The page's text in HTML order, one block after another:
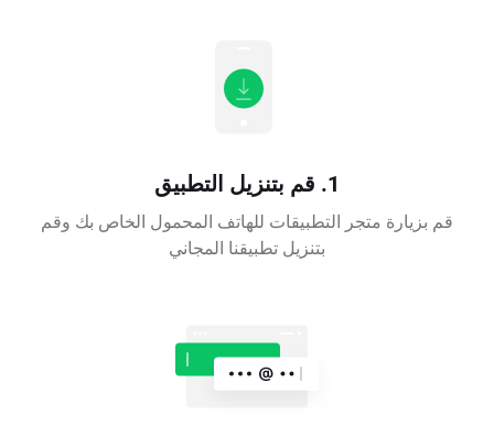
1. قم بتنزيل التطبيق
قم بزيارة متجر التطبيقات للهاتف المحمول الخاص بك وقم
بتنزيل تطبيقنا المجاني